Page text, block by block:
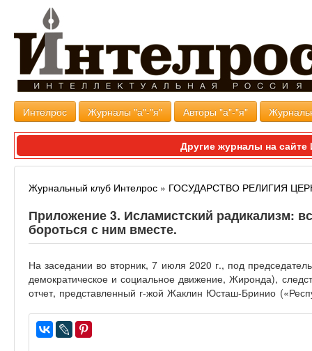
Интелрос Журналы "а"-"я" Авторы "а"-"я"
Другие журналы на
Журнальный клуб Интелрос » ГОСУДАРСТВО РЕЛИГИЯ
Приложение 3. Исламистский радикализм:
бороться с ним вместе.
На заседании во вторник, 7 июля 2020 г., под
демократическое и социальное движение, Жиронда),
отчет, представленный г-жой Жаклин Юсташ-Бринио